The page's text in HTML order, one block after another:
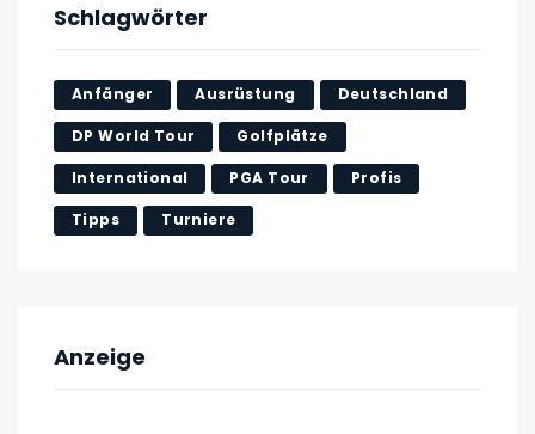
Schlagwörter
Anfänger Ausrüstung Deutschland
DP World Tour Golfplätze
International PGA Tour Profis
Tipps Turniere
Anzeige